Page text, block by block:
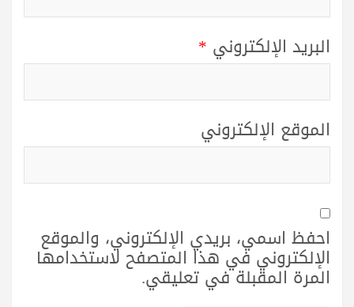
البريد الإلكتروني *
الموقع الإلكتروني
احفظ اسمي، بريدي الإلكتروني، والموقع
الإلكتروني في هذا المتصفح لاستخدامها
المرة المقبلة في تعليقي.